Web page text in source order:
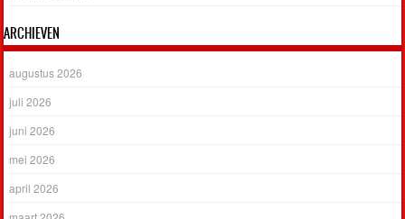
ARCHIEVEN
augustus 2026
juli 2026
juni 2026
mei 2026
april 2026